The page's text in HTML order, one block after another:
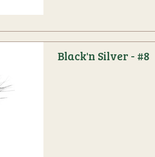
Black'n Silver - #8